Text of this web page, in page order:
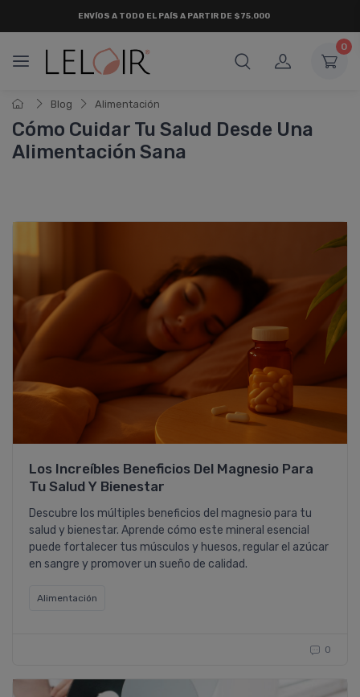
ENVÍOS A TODO EL PAÍS A PARTIR DE $75.000
0
Blog Alimentación
Cómo Cuidar Tu Salud Desde Una
Alimentación Sana
Los Increíbles Beneficios Del Magnesio Para
Tu Salud Y Bienestar
Descubre los múltiples beneficios del magnesio para tu
salud y bienestar. Aprende cómo este mineral esencial
puede fortalecer tus músculos y huesos, regular el azúcar
en sangre y promover un sueño de calidad.
Alimentación
0